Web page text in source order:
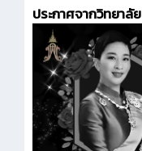
ประกาศจากวิทยาลัย